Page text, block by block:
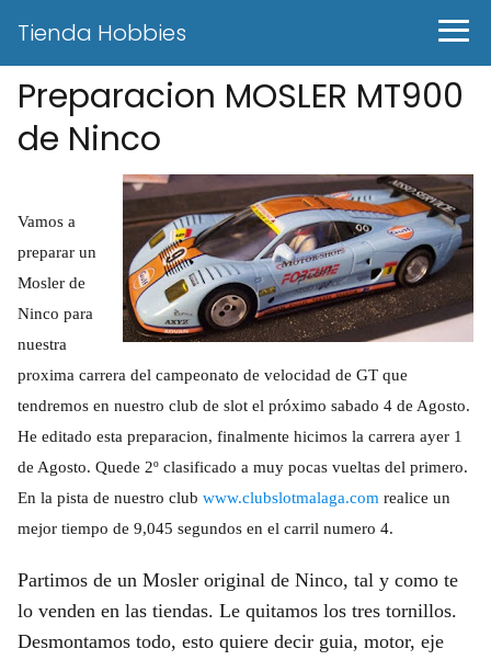
Tienda Hobbies
Preparacion MOSLER MT900
de Ninco
Vamos a
preparar un
Mosler de
Ninco para
nuestra
proxima carrera del campeonato de velocidad de GT que
tendremos en nuestro club de slot el próximo sabado 4 de Agosto.
He editado esta preparacion, finalmente hicimos la carrera ayer 1
de Agosto. Quede 2º clasificado a muy pocas vueltas del primero.
En la pista de nuestro club www.clubslotmalaga.com realice un
mejor tiempo de 9,045 segundos en el carril numero 4.
Partimos de un Mosler original de Ninco, tal y como te
lo venden en las tiendas. Le quitamos los tres tornillos.
Desmontamos todo, esto quiere decir guia, motor, eje